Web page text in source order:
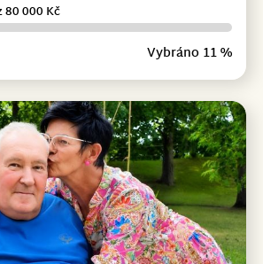
Vybráno 11 %
80 000 Kč